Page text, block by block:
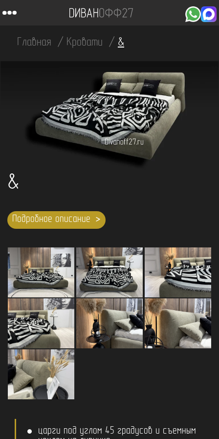
Главная Кровати &
&
Подробное описание
царги под углом 45 градусов и съемным